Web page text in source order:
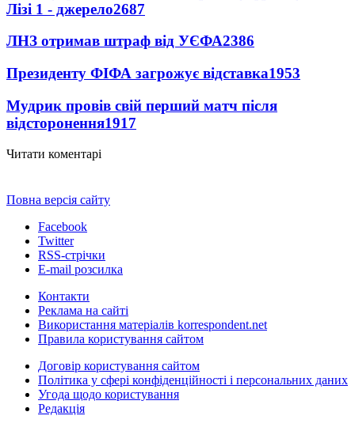
Лізі 1 - джерело2687
ЛНЗ отримав штраф від УЄФА2386
Президенту ФІФА загрожує відставка1953
Мудрик провів свій перший матч після
відсторонення1917
Читати коментарі
Повна версія сайту
Facebook
Twitter
RSS-стрічки
E-mail розсилка
Контакти
Реклама на сайті
Використання матеріалів korrespondent.net
Правила користування сайтом
Договір користування сайтом
Політика у сфері конфіденційності і персональних даних
Угода щодо користування
Редакція